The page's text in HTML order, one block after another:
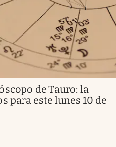
de Tauro: la
para este lunes 10 de